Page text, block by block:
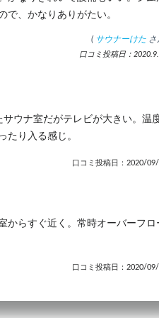
で、かなりありがたい。
( サウナーけた さ
口コミ投稿日：
ウナ室だがテレビが大きい。温
たり入る感じ。
口コミ投稿日：2020/
からすぐ近く。常時オーバーフロ
口コミ投稿日：2020/